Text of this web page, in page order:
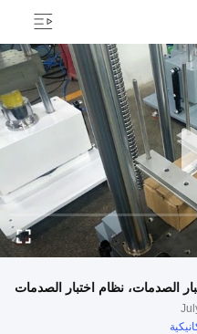
الصدمات، نظام اختبار الصدمات